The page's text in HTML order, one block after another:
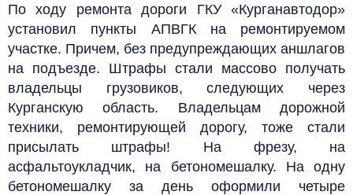
По ходу ремонта дороги ГКУ «Курганавтодор»
установил пункты АПВГК на ремонтируемом
участке. Причем, без предупреждающих аншлагов
на подъезде. Штрафы стали массово получать
владельцы грузовиков, следующих через
Курганскую область. Владельцам дорожной
техники, ремонтирующей дорогу, тоже стали
присылать штрафы! На фрезу, на
асфальтоукладчик, на бетономешалку. На одну
бетономешалку за день оформили четыре